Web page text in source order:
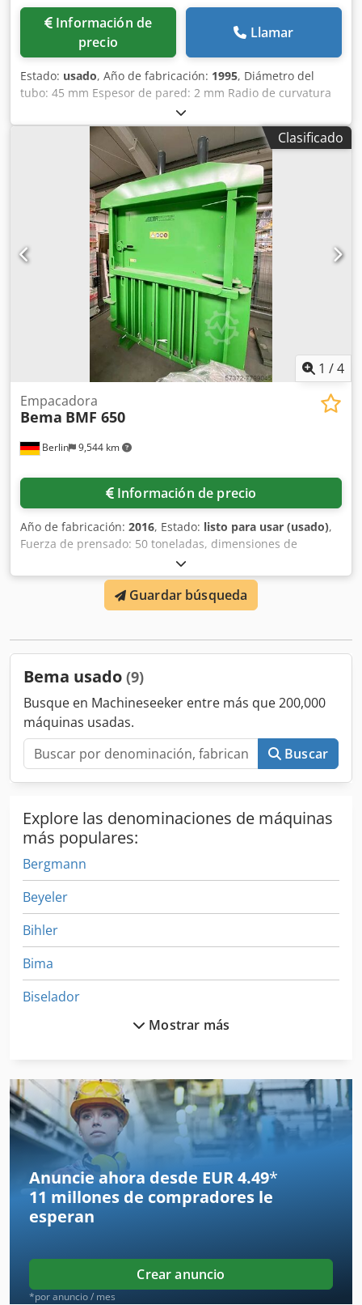
Información de
precio
Llamar
Estado: usado, Año de fabricación: 1995, Diámetro del
tubo: 45 mm Espesor de pared: 2 mm Radio de curvatura
mín.: . mm Peso de la máquina aprox.: 1,7 t Espacio
requerido aprox.: 5x0,85x1,5 m sn 1765 Longitud del tubo
hasta 4100 Los datos técnicos son especificaciones del
fabricante u operador y, por tanto, no son vinculantes para
nosotros. Nos reservamos el derecho de venta previa; solo
se aplican nuestras condiciones generales de venta. Sobre
nosotros más de 400 máquinas propias en stock más de
15.000 m² de espacio de almacenamiento, capacidad de
grúa de 70 t más de 10.000 artículos y accesorios para su
taller Si desea vender máquinas, líneas de producción o su
empresa, Dcjdpoyutr Usfx Aagek contáctenos. Puede
encontrar más ofertas en nuestra página web. Las visitas
son posibles previa cita. Esperamos su visita. Su equipo
Clasificado
1 /4
Berlin 9,544 km
Empacadora
Bema BMF 650
Información de precio
Año de fabricación: 2016, Estado: listo para usar (usado),
Fuerza de prensado: 50 toneladas, dimensiones de
apertura: 870 x 1500 mm, dimensiones de la bala: 1500 x
1100 x 1100 mm, peso de la bala: 450 kg, longitud: 1524
mm, anchura: 2100 mm, altura: 3217 mm, peso: 1,93
toneladas, horas de funcionamiento: 18 horas. Djdpfx
Guardar búsqueda
Bema usado (9)
Busque en Machineseeker entre más que 200,000
máquinas usadas.
Buscar
Explore las denominaciones de máquinas
más populares:
Bergmann
Beyeler
Bihler
Bima
Biselador
Bnc
Cabezal
Cabezal Plano
Embudo
Gema
Grinder
Hainbuch
Mostrar más
Anuncie ahora desde EUR 4.49*
11 millones de compradores le
esperan
Crear anuncio
*por anuncio / mes